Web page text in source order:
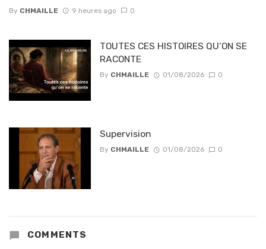
By CHMAILLE 9 heures ago 0
TOUTES CES HISTOIRES QU’ON SE
RACONTE
By CHMAILLE 01/08/2026 0
Supervision
By CHMAILLE 01/08/2026 0
COMMENTS